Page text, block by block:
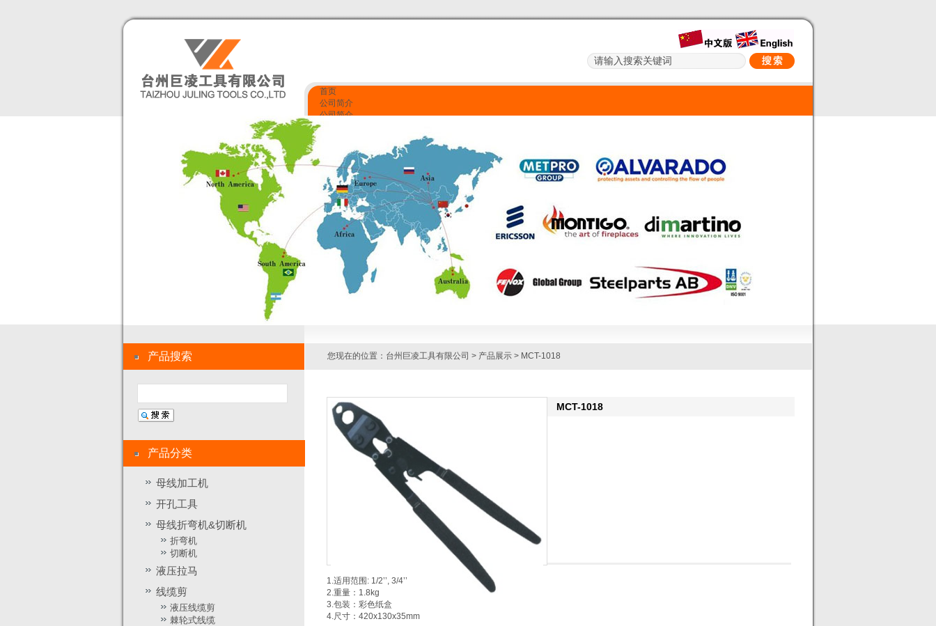
首页
公司简介
公司简介
企业文化
资质荣誉
产品展示
质量监控
资质荣誉
联系我们
联系我们
留言反馈
您现在的位置： 台州巨凌工具有限公司 > 产品展示 > MCT-1018
MCT-1018
1.适用范围: 1/2’’, 3/4’’
2.重量：1.8kg
3.包装：彩色纸盒
4.尺寸：420x130x35mm
产品搜索
产品分类
母线加工机
开孔工具
母线折弯机&切断机
折弯机
切断机
液压拉马
线缆剪
液压线缆剪
棘轮式线缆